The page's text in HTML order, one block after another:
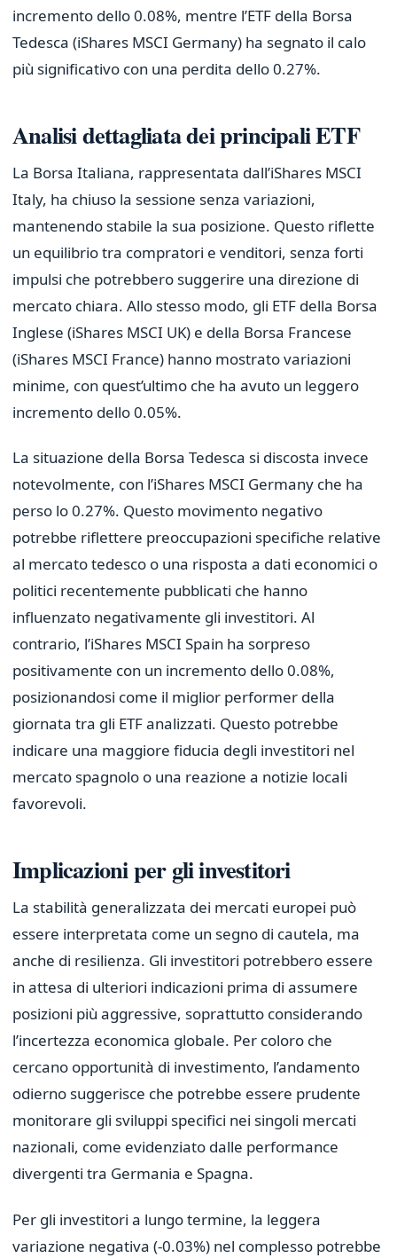
incremento dello 0.08%, mentre l’ETF della Borsa
Tedesca (iShares MSCI Germany) ha segnato il calo
più significativo con una perdita dello 0.27%.
Analisi dettagliata dei principali ETF
La Borsa Italiana, rappresentata dall’iShares MSCI
Italy, ha chiuso la sessione senza variazioni,
mantenendo stabile la sua posizione. Questo riflette
un equilibrio tra compratori e venditori, senza forti
impulsi che potrebbero suggerire una direzione di
mercato chiara. Allo stesso modo, gli ETF della Borsa
Inglese (iShares MSCI UK) e della Borsa Francese
(iShares MSCI France) hanno mostrato variazioni
minime, con quest’ultimo che ha avuto un leggero
incremento dello 0.05%.
La situazione della Borsa Tedesca si discosta invece
notevolmente, con l’iShares MSCI Germany che ha
perso lo 0.27%. Questo movimento negativo
potrebbe riflettere preoccupazioni specifiche relative
al mercato tedesco o una risposta a dati economici o
politici recentemente pubblicati che hanno
influenzato negativamente gli investitori. Al
contrario, l’iShares MSCI Spain ha sorpreso
positivamente con un incremento dello 0.08%,
posizionandosi come il miglior performer della
giornata tra gli ETF analizzati. Questo potrebbe
indicare una maggiore fiducia degli investitori nel
mercato spagnolo o una reazione a notizie locali
favorevoli.
Implicazioni per gli investitori
La stabilità generalizzata dei mercati europei può
essere interpretata come un segno di cautela, ma
anche di resilienza. Gli investitori potrebbero essere
in attesa di ulteriori indicazioni prima di assumere
posizioni più aggressive, soprattutto considerando
l’incertezza economica globale. Per coloro che
cercano opportunità di investimento, l’andamento
odierno suggerisce che potrebbe essere prudente
monitorare gli sviluppi specifici nei singoli mercati
nazionali, come evidenziato dalle performance
divergenti tra Germania e Spagna.
Per gli investitori a lungo termine, la leggera
variazione negativa (-0.03%) nel complesso potrebbe